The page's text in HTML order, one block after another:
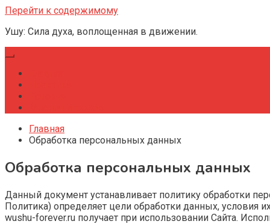
Перейти к содержимому
Ушу: Сила духа, воплощенная в движении.
Главная
Обработка персональных данных
Обработка персональных данных
Данный документ устанавливает политику обработки
Политика) определяет цели обработки данных,
wushu-forever.ru получает при использовании Сайта.